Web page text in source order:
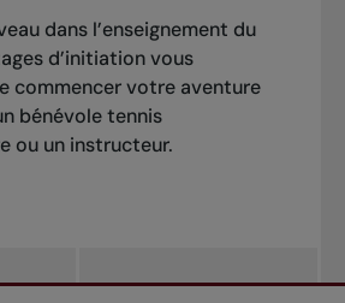
dans l’enseignement du
d’initiation vous
commencer votre aventure
bénévole tennis
ou un instructeur.